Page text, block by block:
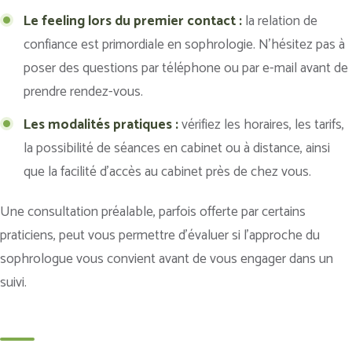
Le feeling lors du premier contact :la relation de
confiance est primordiale en sophrologie. N’hésitez pas à
poser des questions par téléphone ou par e-mail avant de
prendre rendez-vous.
Les modalités pratiques :vérifiez les horaires, les tarifs,
la possibilité de séances en cabinet ou à distance, ainsi
que la facilité d’accès au cabinet près de chez vous.
Une consultation préalable, parfois offerte par certains
praticiens, peut vous permettre d’évaluer si l’approche du
sophrologue vous convient avant de vous engager dans un
suivi.